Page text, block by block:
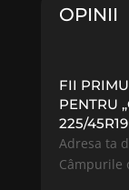
OPINII
FII
PENTRU
225/
Adresa ta
Câmpurile